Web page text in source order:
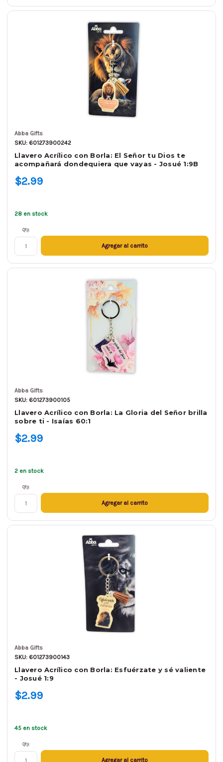
Abba Gifts
SKU: 601273900242
Llavero Acrílico con Borla: El Señor tu Dios te
acompañará dondequiera que vayas - Josué 1:9B
$2.99
28 en stock
Qty.
Agregar al carrito
Abba Gifts
SKU: 601273900105
Llavero Acrílico con Borla: La Gloria del Señor brilla
sobre ti - Isaías 60:1
$2.99
2 en stock
Qty.
Agregar al carrito
Abba Gifts
SKU: 601273900143
Llavero Acrílico con Borla: Esfuérzate y sé valiente
- Josué 1:9
$2.99
45 en stock
Qty.
Agregar al carrito